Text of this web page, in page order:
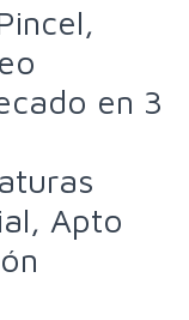
en 3
Apto